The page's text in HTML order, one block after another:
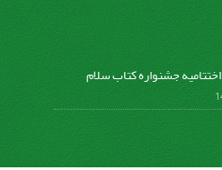
پنج شنبه 14 دی ماه 1402 اختتامیه جشنواره کتاب سلام